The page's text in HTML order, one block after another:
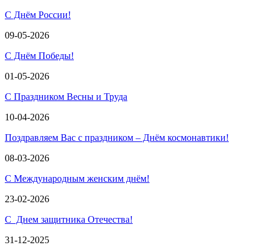
С Днём России!
09-05-2026
С Днём Победы!
01-05-2026
С Праздником Весны и Труда
10-04-2026
Поздравляем Вас с праздником – Днём космонавтики!
08-03-2026
С Международным женским днём!
23-02-2026
С Днем защитника Отечества!
31-12-2025